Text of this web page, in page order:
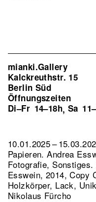
mianki.Gallery
Kalckreuthstr. 15
Berlin Süd
Öffnungszeiten
Di–Fr 14–18h, Sa
10.01.2025 –
Papieren. Andrea
Fotografie, Sonstiges.
Esswein, 2014, Copy
Holzkörper, Lack,
Nikolaus Fürcho